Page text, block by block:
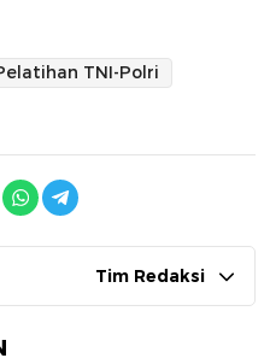
TNI-Polri
Tim Redaksi